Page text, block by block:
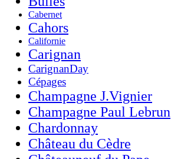
Cabernet
Cahors
Californie
Carignan
CarignanDay
Cépages
Champagne J.Vignier
Champagne Paul Lebrun
Chardonnay
Château du Cèdre